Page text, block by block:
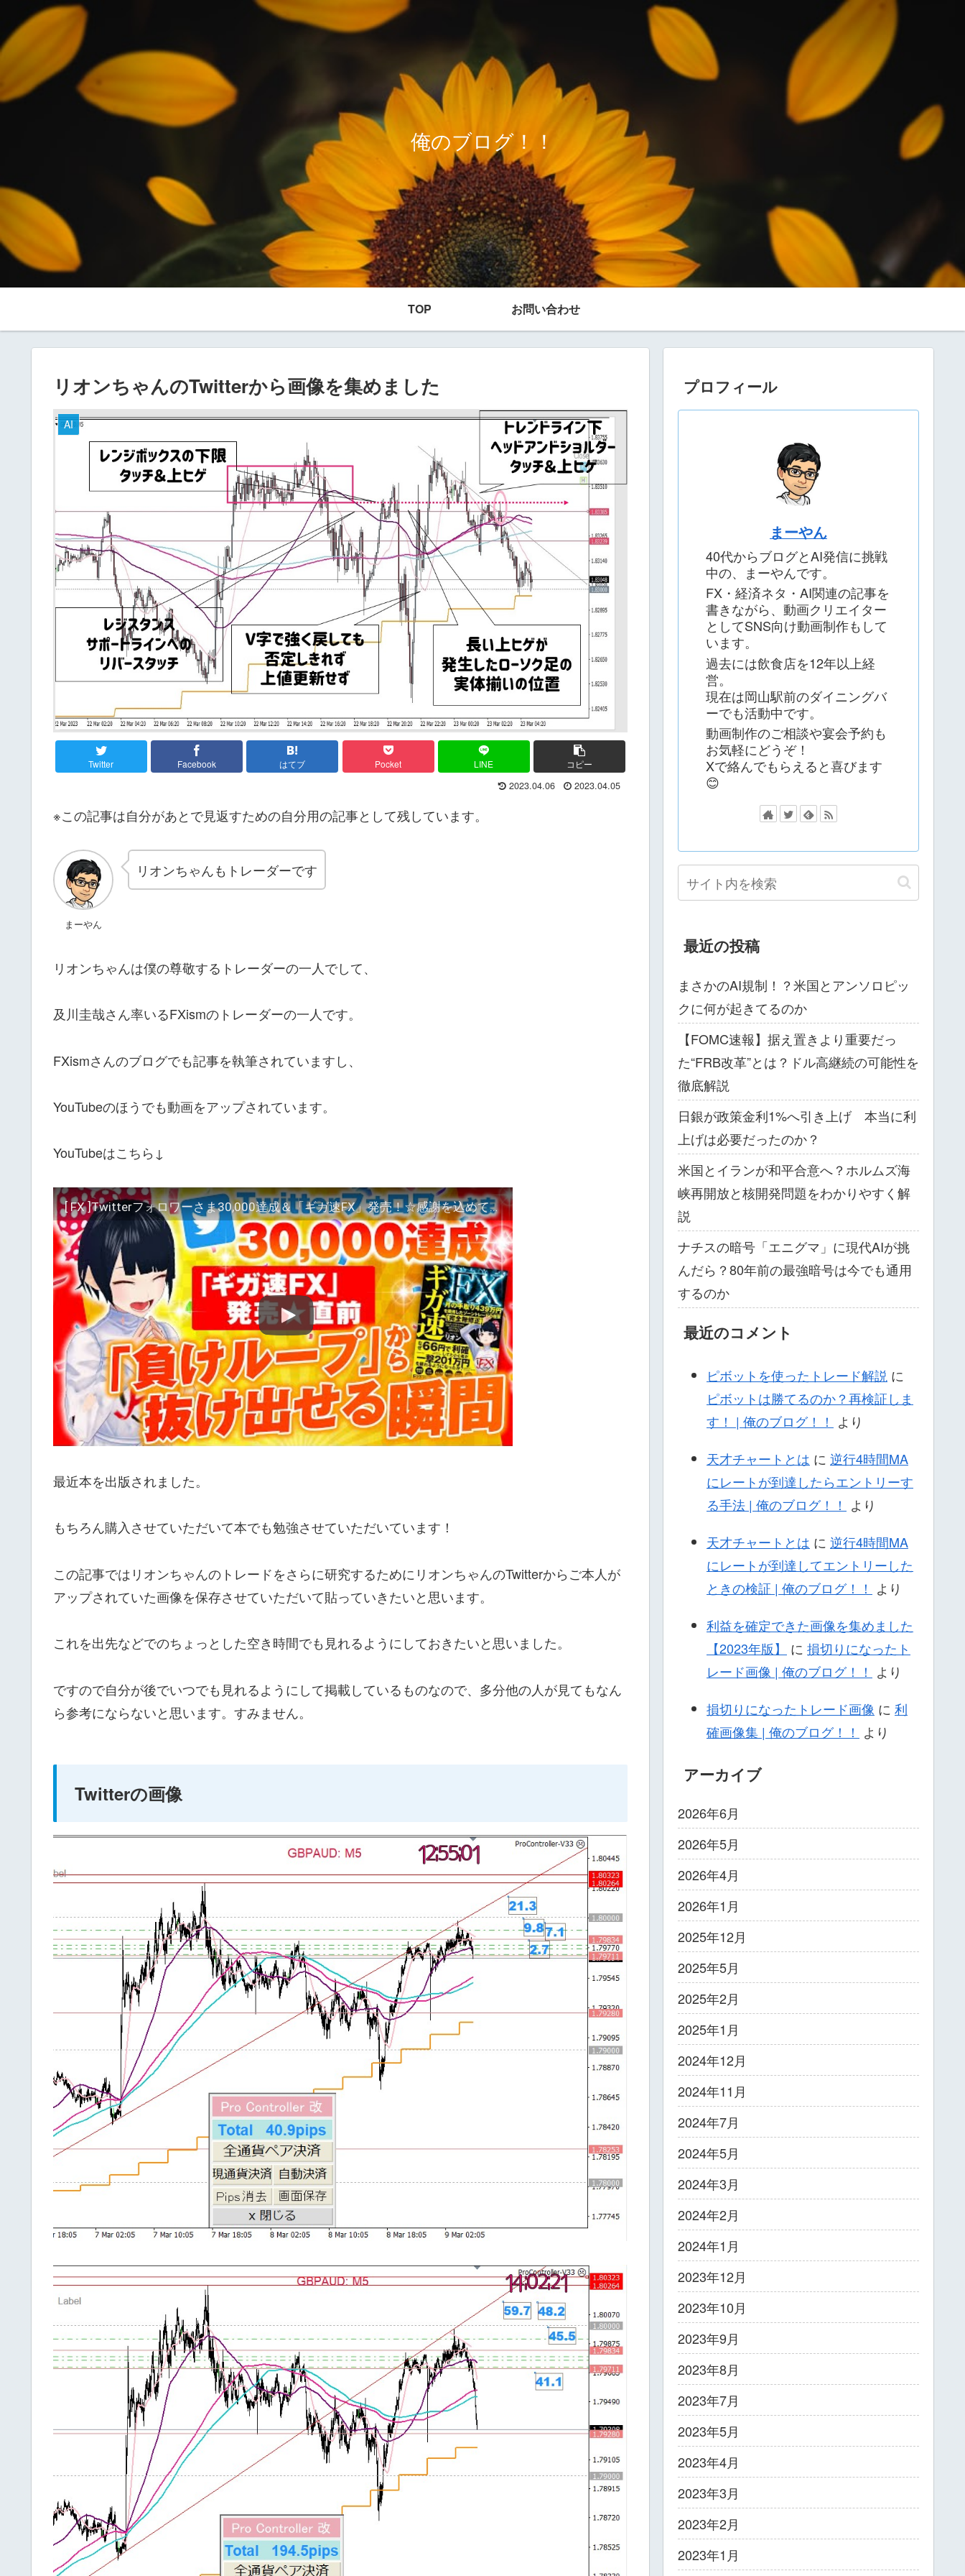
俺のブログ！！
TOP お問い合わせ
リオンちゃんのTwitterから画像を集めました
AI
Twitter Facebook はてブ Pocket LINE コピー
2023.04.06 2023.04.05
※この記事は自分があとで見返すための自分用の記事として残しています。
まーやん
リオンちゃんもトレーダーです
リオンちゃんは僕の尊敬するトレーダーの一人でして、
及川圭哉さん率いるFXismのトレーダーの一人です。
FXismさんのブログでも記事を執筆されていますし、
YouTubeのほうでも動画をアップされています。
YouTubeはこちら↓
[ FX ]Twitterフォロワーさま30,000達成＆「ギガ速FX」発売！☆感謝を込めて♡負けループから抜け出せた時」3/28GBPAUDトレード
最近本を出版されました。
もちろん購入させていただいて本でも勉強させていただいています！
この記事ではリオンちゃんのトレードをさらに研究するためにリオンちゃんのTwitterからご本人が
アップされていた画像を保存させていただいて貼っていきたいと思います。
これを出先などでのちょっとした空き時間でも見れるようにしておきたいと思いました。
ですので自分が後でいつでも見れるようにして掲載しているものなので、多分他の人が見てもなん
ら参考にならないと思います。すみません。
Twitterの画像
プロフィール
まーやん
40代からブログとAI発信に挑戦
中の、まーやんです。
FX・経済ネタ・AI関連の記事を
書きながら、動画クリエイター
としてSNS向け動画制作もして
います。
過去には飲食店を12年以上経
営。
現在は岡山駅前のダイニングバ
ーでも活動中です。
動画制作のご相談や宴会予約も
お気軽にどうぞ！
Xで絡んでもらえると喜びます
😊
最近の投稿
まさかのAI規制！？米国とアンソロピッ
クに何が起きてるのか
【FOMC速報】据え置きより重要だっ
た“FRB改革”とは？ドル高継続の可能性を
徹底解説
日銀が政策金利1%へ引き上げ 本当に利
上げは必要だったのか？
米国とイランが和平合意へ？ホルムズ海
峡再開放と核開発問題をわかりやすく解
説
ナチスの暗号「エニグマ」に現代AIが挑
んだら？80年前の最強暗号は今でも通用
するのか
最近のコメント
ピボットを使ったトレード解説 に
ピボットは勝てるのか？再検証しま
す！ | 俺のブログ！！ より
天才チャートとは に 逆行4時間MA
にレートが到達したらエントリーす
る手法 | 俺のブログ！！ より
天才チャートとは に 逆行4時間MA
にレートが到達してエントリーした
ときの検証 | 俺のブログ！！ より
利益を確定できた画像を集めました
【2023年版】
に 損切りになったト
レード画像 | 俺のブログ！！ より
損切りになったトレード画像 に 利
確画像集 | 俺のブログ！！ より
アーカイブ
2026年6月
2026年5月
2026年4月
2026年1月
2025年12月
2025年5月
2025年2月
2025年1月
2024年12月
2024年11月
2024年7月
2024年5月
2024年3月
2024年2月
2024年1月
2023年12月
2023年10月
2023年9月
2023年8月
2023年7月
2023年5月
2023年4月
2023年3月
2023年2月
2023年1月